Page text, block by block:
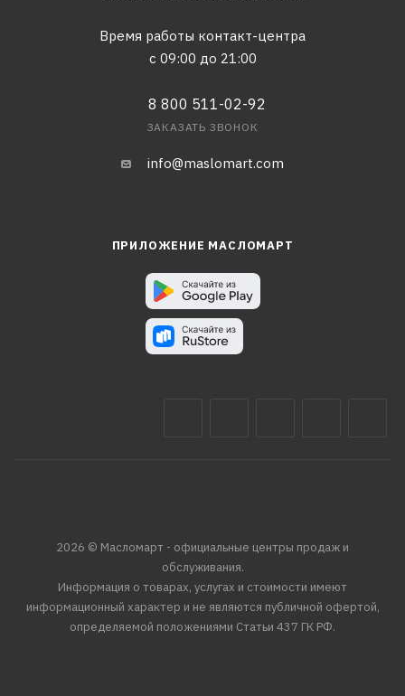
Время работы контакт-центра
с 09:00 до 21:00
8 800 511-02-92
ЗАКАЗАТЬ ЗВОНОК
info@maslomart.com
ПРИЛОЖЕНИЕ МАСЛОМАРТ
2026 © Масломарт - официальные центры продаж и
обслуживания.
Информация о товарах, услугах и стоимости имеют
информационный характер и не являются публичной офертой,
определяемой положениями Статьи 437 ГК РФ.